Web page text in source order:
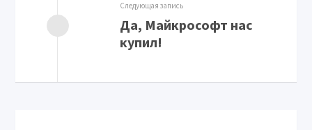
Следующая запись
Да, Майкрософт нас
купил!